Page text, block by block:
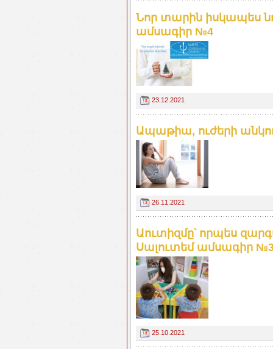
Նոր տարին իսկապես
ամսագիր №4
23.12.2021
Ապաթիա, ուժերի
26.11.2021
Աուտիզմը՝ որպես
Սալուտեմ ամսագիր
25.10.2021